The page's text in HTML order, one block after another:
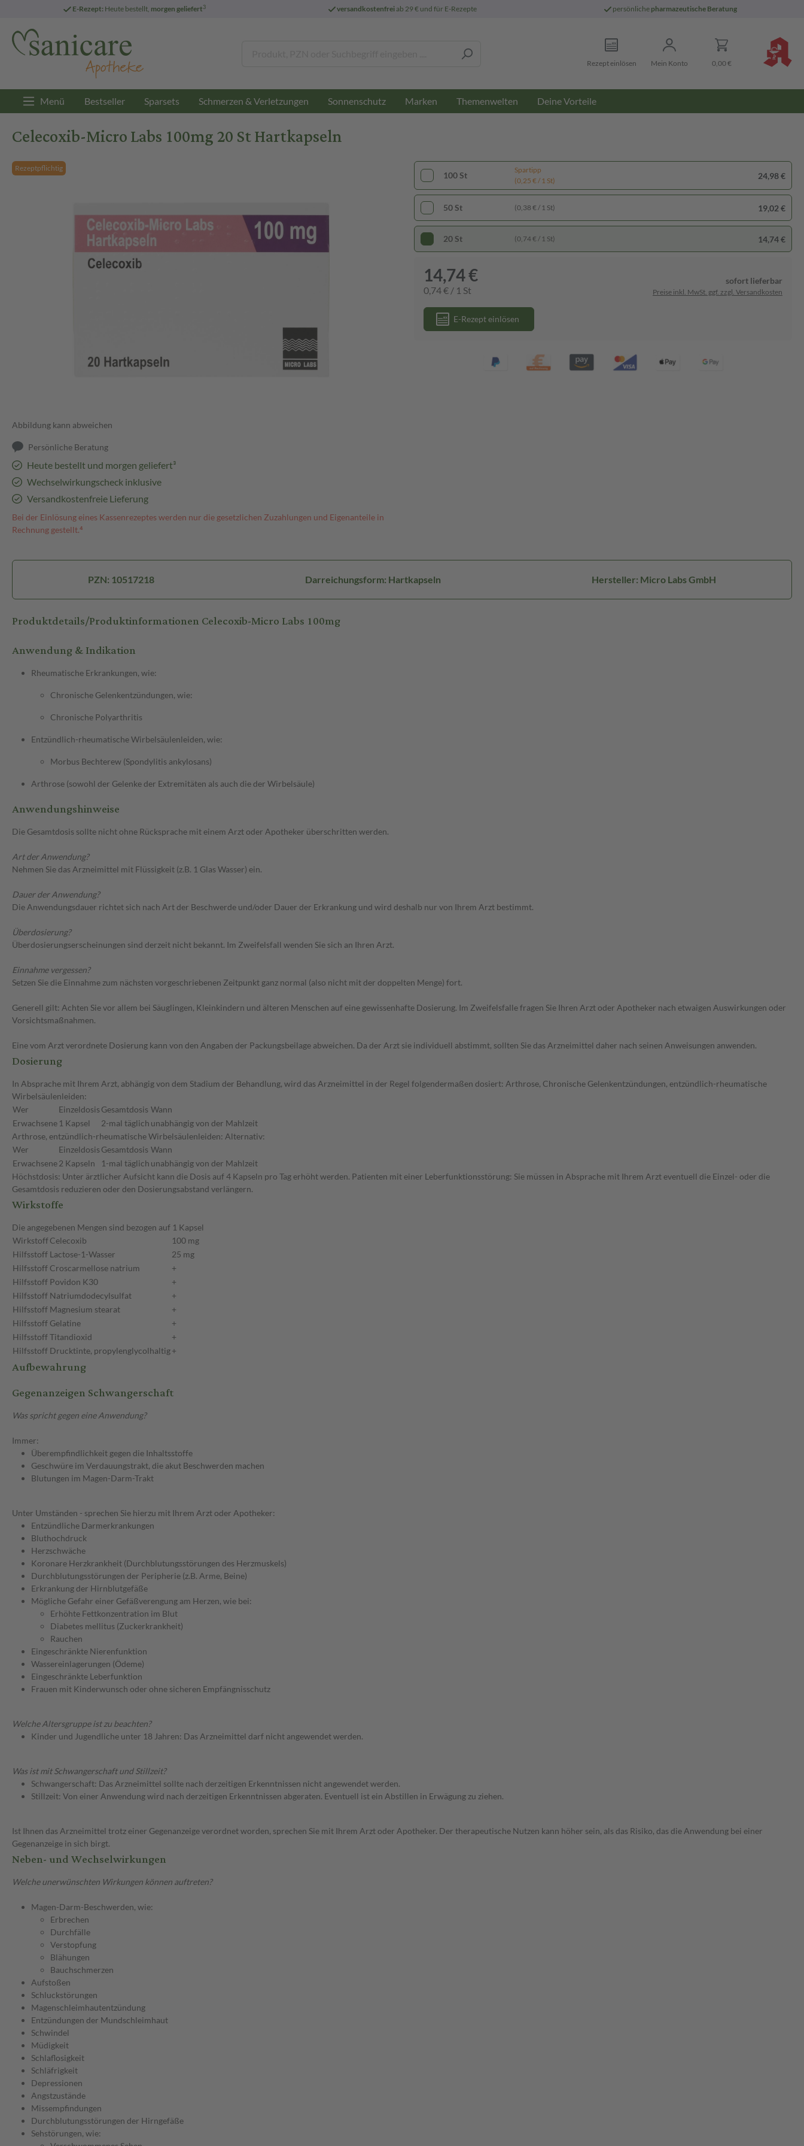
E-Rezept: Heute bestellt, morgen geliefert3 versandkostenfreiab 29 € und für E-Rezepte persönliche pharmazeutische Beratung
Rezept einlösen Mein Konto 0,00 €
Menü Bestseller Sparsets Schmerzen & Verletzungen Sonnenschutz Marken Themenwelten Deine Vorteile
Celecoxib-Micro Labs 100mg 20 St Hartkapseln
Rezeptpflichtig
Abbildung kann abweichen
Persönliche Beratung
Heute bestellt und morgen geliefert³
Wechselwirkungscheck inklusive
Versandkostenfreie Lieferung
Bei der Einlösung eines Kassenrezeptes werden nur die gesetzlichen Zuzahlungen und Eigenanteile in
Rechnung gestellt.⁴
100 St
Spartipp
(0,25 € / 1 St)
24,98 €
50 St (0,38 € / 1 St) 19,02 €
20 St (0,74 € / 1 St) 14,74 €
14,74 €
0,74 € / 1 St
sofort lieferbar
Preise inkl. MwSt. ggf. zzgl. Versandkosten
E-Rezept einlösen
PZN: 10517218 Darreichungsform: Hartkapseln Hersteller: Micro Labs GmbH
Produktdetails/Produktinformationen Celecoxib-Micro Labs 100mg
Anwendung & Indikation
Rheumatische Erkrankungen, wie:
Chronische Gelenkentzündungen, wie:
Chronische Polyarthritis
Entzündlich-rheumatische Wirbelsäulenleiden, wie:
Morbus Bechterew (Spondylitis ankylosans)
Arthrose (sowohl der Gelenke der Extremitäten als auch die der Wirbelsäule)
Anwendungshinweise
Die Gesamtdosis sollte nicht ohne Rücksprache mit einem Arzt oder Apotheker überschritten werden.
Art der Anwendung?
Nehmen Sie das Arzneimittel mit Flüssigkeit (z.B. 1 Glas Wasser) ein.
Dauer der Anwendung?
Die Anwendungsdauer richtet sich nach Art der Beschwerde und/oder Dauer der Erkrankung und wird deshalb nur von Ihrem Arzt bestimmt.
Überdosierung?
Überdosierungserscheinungen sind derzeit nicht bekannt. Im Zweifelsfall wenden Sie sich an Ihren Arzt.
Einnahme vergessen?
Setzen Sie die Einnahme zum nächsten vorgeschriebenen Zeitpunkt ganz normal (also nicht mit der doppelten Menge) fort.
Generell gilt: Achten Sie vor allem bei Säuglingen, Kleinkindern und älteren Menschen auf eine gewissenhafte Dosierung. Im Zweifelsfalle fragen Sie Ihren Arzt oder Apotheker nach etwaigen Auswirkungen oder
Vorsichtsmaßnahmen.
Eine vom Arzt verordnete Dosierung kann von den Angaben der Packungsbeilage abweichen. Da der Arzt sie individuell abstimmt, sollten Sie das Arzneimittel daher nach seinen Anweisungen anwenden.
Dosierung
In Absprache mit Ihrem Arzt, abhängig von dem Stadium der Behandlung, wird das Arzneimittel in der Regel folgendermaßen dosiert: Arthrose, Chronische Gelenkentzündungen, entzündlich-rheumatische
Wirbelsäulenleiden:
Wer
Einzeldosis Gesamtdosis Wann
Erwachsene 1 Kapsel 2-mal täglich unabhängig von der Mahlzeit
Arthrose, entzündlich-rheumatische Wirbelsäulenleiden: Alternativ:
Wer
Einzeldosis Gesamtdosis Wann
Erwachsene2 Kapseln 1-mal täglich unabhängig von der Mahlzeit
Höchstdosis: Unter ärztlicher Aufsicht kann die Dosis auf 4 Kapseln pro Tag erhöht werden. Patienten mit einer Leberfunktionsstörung: Sie müssen in Absprache mit Ihrem Arzt eventuell die Einzel- oder die
Gesamtdosis reduzieren oder den Dosierungsabstand verlängern.
Wirkstoffe
Die angegebenen Mengen sind bezogen auf 1 Kapsel
WirkstoffCelecoxib
100 mg
Hilfsstoff Lactose-1-Wasser
25 mg
Hilfsstoff Croscarmellose natrium
+
Hilfsstoff Povidon K30
+
Hilfsstoff Natriumdodecylsulfat
+
Hilfsstoff Magnesium stearat
+
Hilfsstoff Gelatine
+
HilfsstoffTitandioxid
+
Hilfsstoff Drucktinte, propylenglycolhaltig+
Aufbewahrung
Gegenanzeigen Schwangerschaft
Was spricht gegen eine Anwendung?
Immer:
Überempfindlichkeit gegen die Inhaltsstoffe
Geschwüre im Verdauungstrakt, die akut Beschwerden machen
Blutungen im Magen-Darm-Trakt
Unter Umständen - sprechen Sie hierzu mit Ihrem Arzt oder Apotheker:
Entzündliche Darmerkrankungen
Bluthochdruck
Herzschwäche
Koronare Herzkrankheit (Durchblutungsstörungen des Herzmuskels)
Durchblutungsstörungen der Peripherie (z.B. Arme, Beine)
Erkrankung der Hirnblutgefäße
Mögliche Gefahr einer Gefäßverengung am Herzen, wie bei:
Erhöhte Fettkonzentration im Blut
Diabetes mellitus (Zuckerkrankheit)
Rauchen
Eingeschränkte Nierenfunktion
Wassereinlagerungen (Ödeme)
Eingeschränkte Leberfunktion
Frauen mit Kinderwunsch oder ohne sicheren Empfängnisschutz
Welche Altersgruppe ist zu beachten?
Kinder und Jugendliche unter 18 Jahren: Das Arzneimittel darf nicht angewendet werden.
Was ist mit Schwangerschaft und Stillzeit?
Schwangerschaft: Das Arzneimittel sollte nach derzeitigen Erkenntnissen nicht angewendet werden.
Stillzeit: Von einer Anwendung wird nach derzeitigen Erkenntnissen abgeraten. Eventuell ist ein Abstillen in Erwägung zu ziehen.
Ist Ihnen das Arzneimittel trotz einer Gegenanzeige verordnet worden, sprechen Sie mit Ihrem Arzt oder Apotheker. Der therapeutische Nutzen kann höher sein, als das Risiko, das die Anwendung bei einer
Gegenanzeige in sich birgt.
Neben- und Wechselwirkungen
Welche unerwünschten Wirkungen können auftreten?
Magen-Darm-Beschwerden, wie:
Erbrechen
Durchfälle
Verstopfung
Blähungen
Bauchschmerzen
Aufstoßen
Schluckstörungen
Magenschleimhautentzündung
Entzündungen der Mundschleimhaut
Schwindel
Müdigkeit
Schlaflosigkeit
Schläfrigkeit
Depressionen
Angstzustände
Missempfindungen
Durchblutungsstörungen der Hirngefäße
Sehstörungen, wie: